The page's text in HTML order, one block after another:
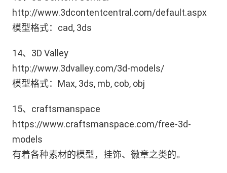
http://www.3dcontentcentral.com/default.aspx
模型格式：cad, 3ds
14、3D Valley
http://www.3dvalley.com/3d-models/
模型格式：Max, 3ds, mb, cob, obj
15、craftsmanspace
https://www.craftsmanspace.com/free-3d-
models
有着各种素材的模型，挂饰、徽章之类的。